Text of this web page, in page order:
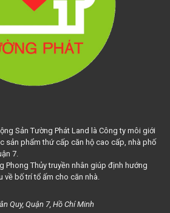
Sản Tường Phát Land là Công ty môi giới
sản phẩm thứ cấp căn hộ cao cấp, nhà phố
7.
Phong Thủy truyền nhân giúp định hướng
bố trí tổ ấm cho căn nhà.
Quy, Quận 7, Hồ Chí Minh